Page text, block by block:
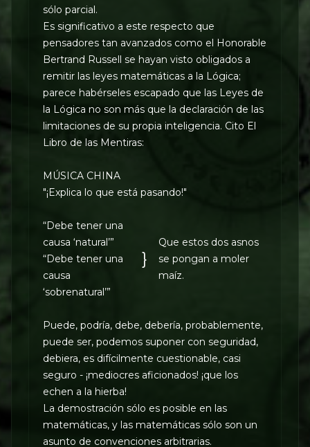
sólo parcial.
Es significativo a este respecto que
pensadores tan avanzados como el Honorable
Bertrand Russell se hayan visto obligados a
remitir las leyes matemáticas a la Lógica;
parece habérseles escapado que las Leyes de
la Lógica no son más que la declaración de las
limitaciones de su propia inteligencia. Cito El
Libro de las Mentiras:
MÚSICA CHINA
"¡Explica lo que está pasando!"
“Debe tener una
causa ‘natural’”
“Debe tener una
causa
‘sobrenatural’”
}
Que estos dos asnos
se pongan a moler
maíz.
Puede, podría, debe, debería, probablemente,
puede ser, podemos suponer con seguridad,
debiera, es difícilmente cuestionable, casi
seguro - ¡mediocres aficionados! ¡que los
echen a la hierba!
La demostración sólo es posible en las
matemáticas, y las matemáticas sólo son un
asunto de convenciones arbitrarias.